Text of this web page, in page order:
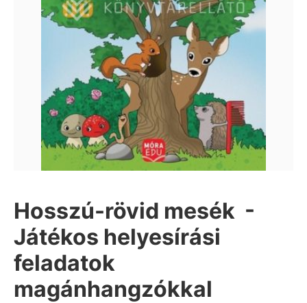
Hosszú-rövid mesék -
Játékos helyesírási
feladatok
magánhangzókkal